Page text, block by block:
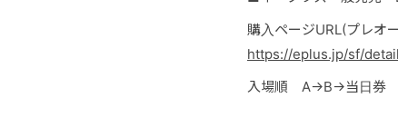
購入ページURL(プレオ
https://eplus.jp/sf/
入場順 A→B→当日券